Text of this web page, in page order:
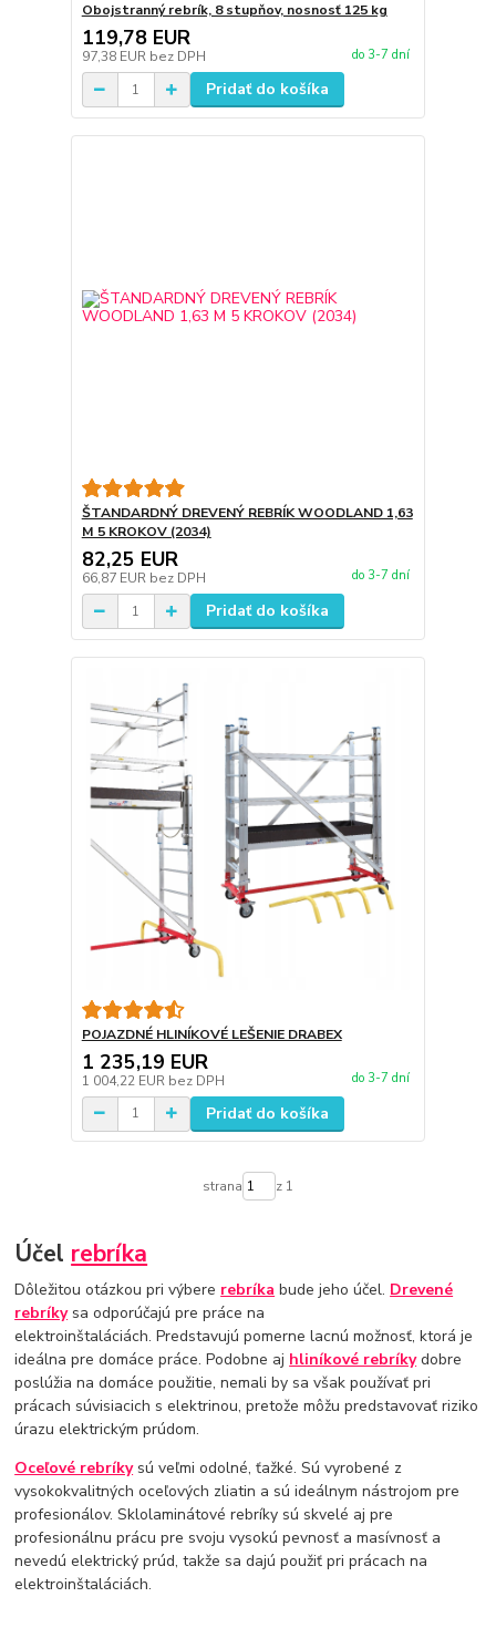
Obojstranný rebrík, 8 stupňov, nosnosť 125 kg
119,78 EUR
97,38 EUR bez DPH do 3-7 dní
Pridať do košíka
ŠTANDARDNÝ DREVENÝ REBRÍK WOODLAND 1,63
M 5 KROKOV (2034)
82,25 EUR
66,87 EUR bez DPH do 3-7 dní
Pridať do košíka
POJAZDNÉ HLINÍKOVÉ LEŠENIE DRABEX
1 235,19 EUR
1 004,22 EUR bez DPH do 3-7 dní
Pridať do košíka
strana z 1
Účel rebríka
Dôležitou otázkou pri výbere rebríka bude jeho účel. Drevené
rebríkysa odporúčajú pre práce na
elektroinštaláciách. Predstavujú pomerne lacnú možnosť, ktorá je
ideálna pre domáce práce. Podobne aj hliníkové rebríkydobre
poslúžia na domáce použitie, nemali by sa však používať pri
prácach súvisiacich s elektrinou, pretože môžu predstavovať riziko
úrazu elektrickým prúdom.
Oceľové rebríkysú veľmi odolné, ťažké. Sú vyrobené z
vysokokvalitných oceľových zliatin a sú ideálnym nástrojom pre
profesionálov. Sklolaminátové rebríky sú skvelé aj pre
profesionálnu prácu pre svoju vysokú pevnosť a masívnosť a
nevedú elektrický prúd, takže sa dajú použiť pri prácach na
elektroinštaláciách.